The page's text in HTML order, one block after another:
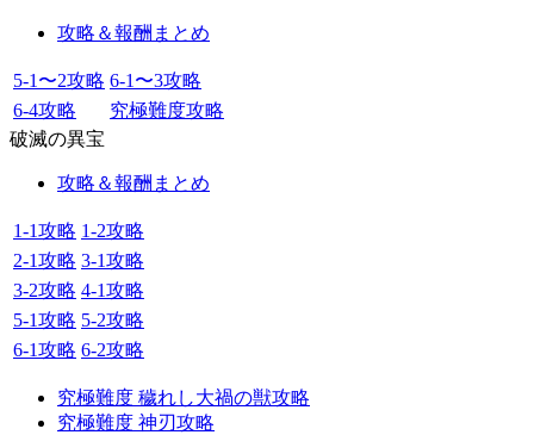
攻略＆報酬まとめ
5-1〜2攻略 6-1〜3攻略
6-4攻略
究極難度攻略
破滅の異宝
攻略＆報酬まとめ
1-1攻略 1-2攻略
2-1攻略 3-1攻略
3-2攻略 4-1攻略
5-1攻略 5-2攻略
6-1攻略 6-2攻略
究極難度 穢れし大禍の獣攻略
究極難度 神刃攻略